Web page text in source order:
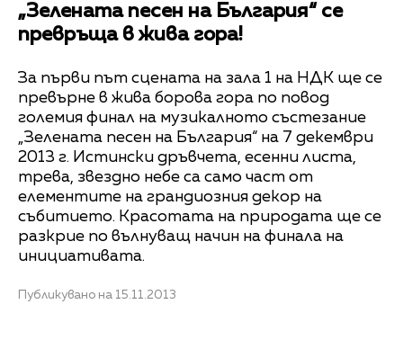
„Зелената песен на България“ се
превръща в жива гора!
За първи път сцената на зала 1 на НДК ще се
превърне в жива борова гора по повод
големия финал на музикалното състезание
„Зелената песен на България“ на 7 декември
2013 г. Истински дръвчета, есенни листа,
трева, звездно небе са само част от
елементите на грандиозния декор на
събитието. Красотата на природата ще се
разкрие по вълнуващ начин на финала на
инициативата.
Публикувано на 15.11.2013